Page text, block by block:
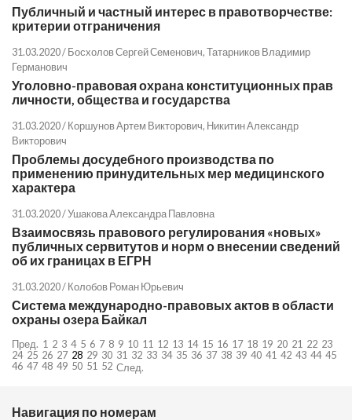
Навигация по номерам
Публичный и частный интерес в правотворчестве:
критерии отграничения
31.03.2020 /Босхолов Сергей Семенович,Татарников Владимир
Германович
Уголовно-правовая охрана конституционных прав
личности, общества и государства
31.03.2020 /Коршунов Артем Викторович, Никитин Александр
Викторович
Проблемы досудебного производства по
применению принудительных мер медицинского
характера
31.03.2020 /Ушакова Александра Павловна
Взаимосвязь правового регулирования «новых»
публичных сервитутов и норм о внесении сведений
об их границах в ЕГРН
31.03.2020 /Колобов Роман Юрьевич
Система международно-правовых актов в области
охраны озера Байкал
Пред. 1 2 3 4 5 6 7 8 9 10 11 12 13 14 15 16 17 18 19 20 21 22 23
24 25 26 27 28 29 30 31 32 33 34 35 36 37 38 39 40 41 42 43 44 45
46 47 48 49 50 51 52 След.